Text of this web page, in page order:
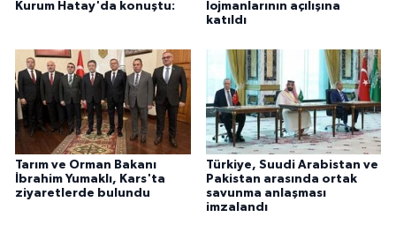
Kurum Hatay'da konuştu:
lojmanlarının açılışına
katıldı
Tarım ve Orman Bakanı
İbrahim Yumaklı, Kars'ta
ziyaretlerde bulundu
Türkiye, Suudi Arabistan ve
Pakistan arasında ortak
savunma anlaşması
imzalandı